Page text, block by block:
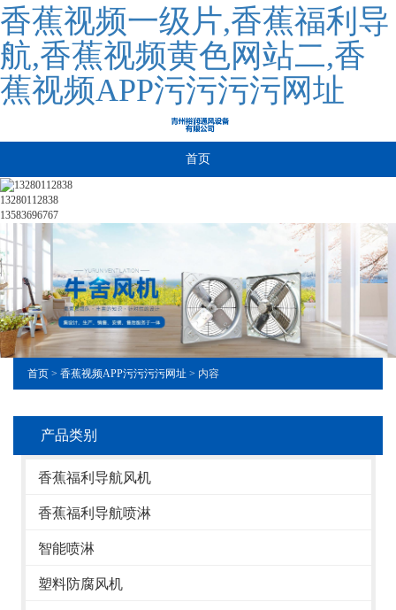
香蕉视频一级片,香蕉福利导
航,香蕉视频黄色网站二,香
蕉视频APP污污污污网址
首页
13280112838
13583696767
首页 > 香蕉视频APP污污污污网址 > 内容
产品类别
香蕉福利导航风机
香蕉福利导航喷淋
智能喷淋
塑料防腐风机